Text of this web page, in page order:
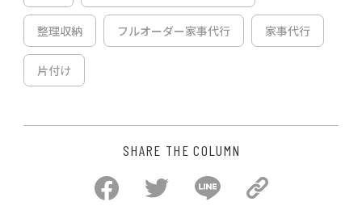
整理収納 フルオーダー家事代行 家事代行
片付け
SHARE THE COLUMN